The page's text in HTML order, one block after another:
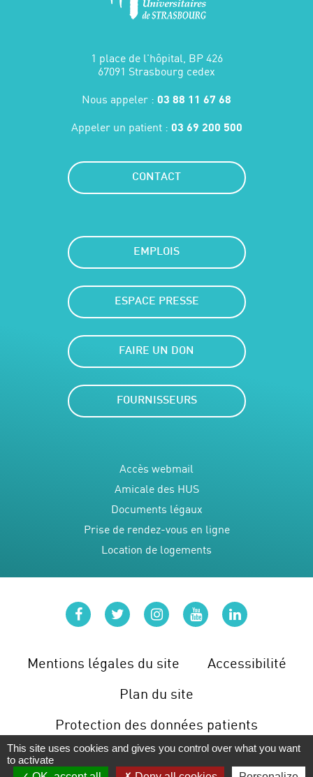
1 place de l'hôpital, BP 426
67091 Strasbourg cedex
Nous appeler : 03 88 11 67 68
Appeler un patient : 03 69 200 500
CONTACT
EMPLOIS
ESPACE PRESSE
FAIRE UN DON
FOURNISSEURS
Accès webmail
Amicale des HUS
Documents légaux
Prise de rendez-vous en ligne
Location de logements
Mentions légales du site
Accessibilité
Plan du site
Protection des données patients
Gérer les cookies
facebooktwitterinstagram
youtubelinkedin
This site uses cookies and gives you control over what you want
to activate